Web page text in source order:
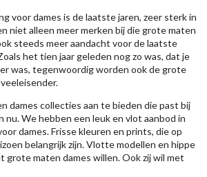
voor dames is de laatste jaren, zeer sterk in
niet alleen meer merken bij die grote maten
steeds meer aandacht voor de laatste
het tien jaar geleden nog zo was, dat je
was, tegenwoordig worden ook de grote
dames collecties aan te bieden die past bij
nu. We hebben een leuk en vlot aanbod in
dames. Frisse kleuren en prints, die op
belangrijk zijn. Vlotte modellen en hippe
grote maten dames willen. Ook zij wil met